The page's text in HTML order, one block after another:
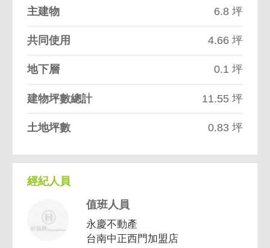
主建物 6.8 坪
共同使用 4.66 坪
地下層 0.1 坪
建物坪數總計 11.55 坪
土地坪數 0.83 坪
經紀人員
值班人員
永慶不動產
台南中正西門加盟店